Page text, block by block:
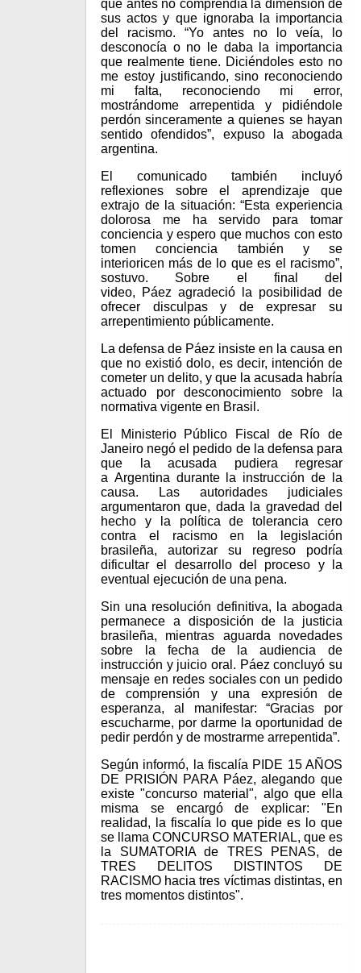
que antes no comprendía la dimensión de
sus actos y que ignoraba la importancia
del racismo. “Yo antes no lo veía, lo
desconocía o no le daba la importancia
que realmente tiene. Diciéndoles esto no
me estoy justificando, sino reconociendo
mi falta, reconociendo mi error,
mostrándome arrepentida y pidiéndole
perdón sinceramente a quienes se hayan
sentido ofendidos”, expuso la abogada
argentina.
El comunicado también incluyó
reflexiones sobre el aprendizaje que
extrajo de la situación: “Esta experiencia
dolorosa me ha servido para tomar
conciencia y espero que muchos con esto
tomen conciencia también y se
interioricen más de lo que es el racismo”,
sostuvo. Sobre el final del
video, Páez agradeció la posibilidad de
ofrecer disculpas y de expresar su
arrepentimiento públicamente.
La defensa de Páez insiste en la causa en
que no existió dolo, es decir, intención de
cometer un delito, y que la acusada habría
actuado por desconocimiento sobre la
normativa vigente en Brasil.
El Ministerio Público Fiscal de Río de
Janeiro negó el pedido de la defensa para
que la acusada pudiera regresar
a Argentina durante la instrucción de la
causa. Las autoridades judiciales
argumentaron que, dada la gravedad del
hecho y la política de tolerancia cero
contra el racismo en la legislación
brasileña, autorizar su regreso podría
dificultar el desarrollo del proceso y la
eventual ejecución de una pena.
Sin una resolución definitiva, la abogada
permanece a disposición de la justicia
brasileña, mientras aguarda novedades
sobre la fecha de la audiencia de
instrucción y juicio oral. Páez concluyó su
mensaje en redes sociales con un pedido
de comprensión y una expresión de
esperanza, al manifestar: “Gracias por
escucharme, por darme la oportunidad de
pedir perdón y de mostrarme arrepentida”.
Según informó, la fiscalía PIDE 15 AÑOS
DE PRISIÓN PARA Páez, alegando que
existe "concurso material", algo que ella
misma se encargó de explicar: "En
realidad, la fiscalía lo que pide es lo que
se llama CONCURSO MATERIAL, que es
la SUMATORIA de TRES PENAS, de
TRES DELITOS DISTINTOS DE
RACISMO hacia tres víctimas distintas, en
tres momentos distintos".